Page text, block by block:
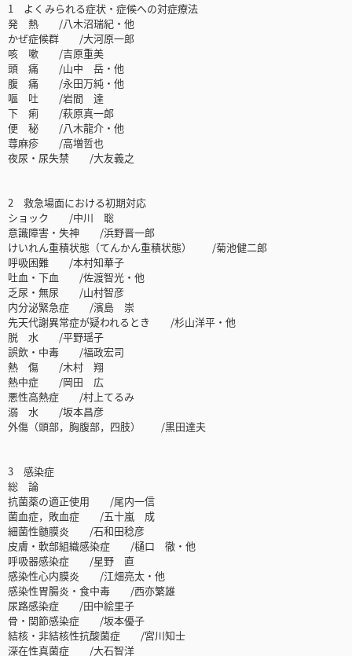
1 よくみられる症状・症候への対症療法
発 熱 /八木沼瑞紀・他
かぜ症候群 /大河原一郎
咳 嗽 /吉原重美
頭 痛 /山中 岳・他
腹 痛 /永田万純・他
嘔 吐 /岩間 達
下 痢 /萩原真一郎
便 秘 /八木龍介・他
蕁麻疹 /高増哲也
夜尿・尿失禁 /大友義之
2 救急場面における初期対応
ショック /中川 聡
意識障害・失神 /浜野晋一郎
けいれん重積状態（てんかん重積状態） /菊池健二郎
呼吸困難 /本村知華子
吐血・下血 /佐渡智光・他
乏尿・無尿 /山村智彦
内分泌緊急症 /濱島 崇
先天代謝異常症が疑われるとき /杉山洋平・他
脱 水 /平野瑶子
誤飲・中毒 /福政宏司
熱 傷 /木村 翔
熱中症 /岡田 広
悪性高熱症 /村上てるみ
溺 水 /坂本昌彦
外傷（頭部，胸腹部，四肢） /黒田達夫
3 感染症
総 論
抗菌薬の適正使用 /尾内一信
菌血症，敗血症 /五十嵐 成
細菌性髄膜炎 /石和田稔彦
皮膚・軟部組織感染症 /樋口 徹・他
呼吸器感染症 /星野 直
感染性心内膜炎 /江畑亮太・他
感染性胃腸炎・食中毒 /西亦繁雄
尿路感染症 /田中絵里子
骨・関節感染症 /坂本優子
結核・非結核性抗酸菌症 /宮川知士
深在性真菌症 /大石智洋